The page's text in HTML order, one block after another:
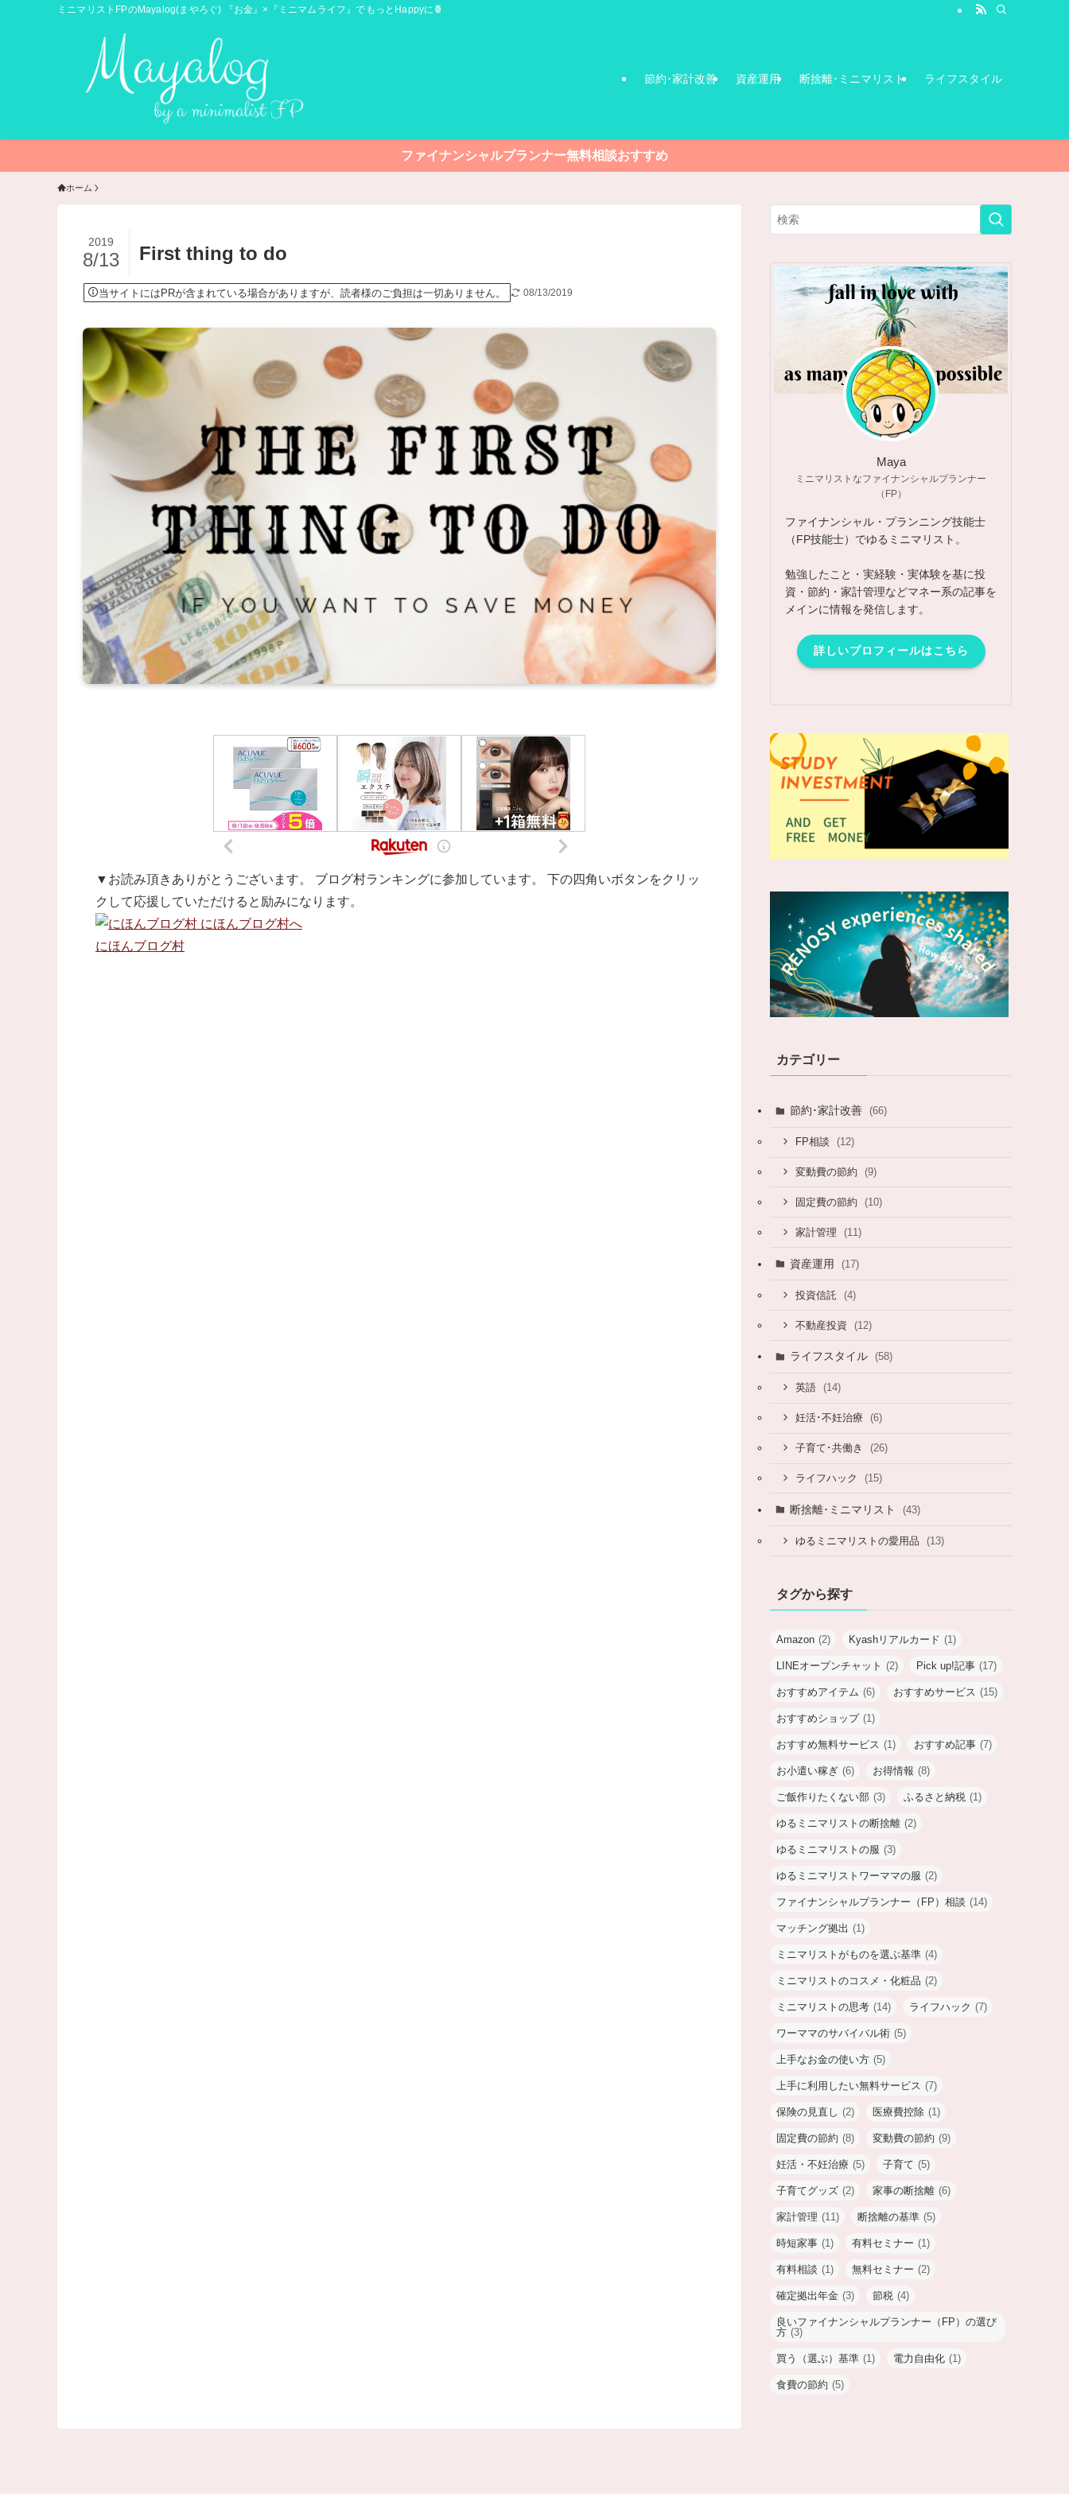
ミニマリストFPのMayalog(まやろぐ) 『お金』×『ミニマムライフ』でもっとHappyに🍍
節約･家計改善 資産運用 断捨離･ミニマリスト ライフスタイル
ファイナンシャルプランナー無料相談おすすめ
ホーム
First thing to do
2019
8/13
当サイトにはPRが含まれている場合がありますが、読者様のご負担は一切ありません。 08/13/2019
▼お読み頂きありがとうございます。 ブログ村ランキングに参加しています。 下の四角いボタンをクリッ
クして応援していただけると励みになります。
にほんブログ村
Maya
ミニマリストなファイナンシャルプランナー
（FP）
ファイナンシャル・プランニング技能士
（FP技能士）でゆるミニマリスト。
勉強したこと・実経験・実体験を基に投
資・節約・家計管理などマネー系の記事を
メインに情報を発信します。
詳しいプロフィールはこちら
カテゴリー
節約･家計改善 (66)
FP相談 (12)
変動費の節約 (9)
固定費の節約 (10)
家計管理 (11)
資産運用 (17)
投資信託 (4)
不動産投資 (12)
ライフスタイル (58)
英語 (14)
妊活･不妊治療 (6)
子育て･共働き (26)
ライフハック (15)
断捨離･ミニマリスト (43)
ゆるミニマリストの愛用品 (13)
タグから探す
Amazon (2) Kyashリアルカード (1)
LINEオープンチャット (2) Pick up!記事 (17)
おすすめアイテム (6) おすすめサービス (15)
おすすめショップ (1)
おすすめ無料サービス (1) おすすめ記事 (7)
お小遣い稼ぎ (6) お得情報 (8)
ご飯作りたくない部 (3) ふるさと納税 (1)
ゆるミニマリストの断捨離 (2)
ゆるミニマリストの服 (3)
ゆるミニマリストワーママの服 (2)
ファイナンシャルプランナー（FP）相談 (14)
マッチング拠出 (1)
ミニマリストがものを選ぶ基準 (4)
ミニマリストのコスメ・化粧品 (2)
ミニマリストの思考 (14) ライフハック (7)
ワーママのサバイバル術 (5)
上手なお金の使い方 (5)
上手に利用したい無料サービス (7)
保険の見直し (2) 医療費控除 (1)
固定費の節約 (8) 変動費の節約 (9)
妊活・不妊治療 (5) 子育て (5)
子育てグッズ (2) 家事の断捨離 (6)
家計管理 (11) 断捨離の基準 (5)
時短家事 (1) 有料セミナー (1)
有料相談 (1) 無料セミナー (2)
確定拠出年金 (3) 節税 (4)
良いファイナンシャルプランナー（FP）の選び
方 (3)
買う（選ぶ）基準 (1) 電力自由化 (1)
食費の節約 (5)